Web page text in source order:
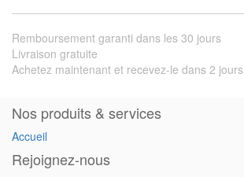
Remboursement garanti dans les 30 jours
Livraison gratuite
Achetez maintenant et recevez-le dans 2 jours
Nos produits & services
Accueil
Rejoignez-nous